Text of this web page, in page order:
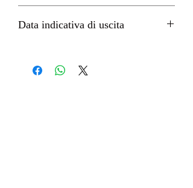
Data indicativa di uscita